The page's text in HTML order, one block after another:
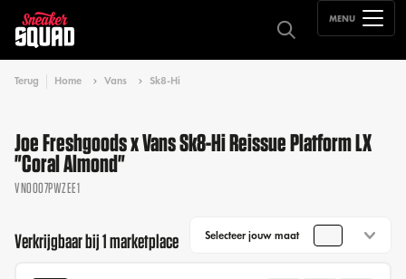
MENU
Terug Home Vans Sk8-Hi
Joe Freshgoods x Vans Sk8-Hi Reissue Platform LX
"Coral Almond"
VN0007PWZEE1
Verkrijgbaar bij 1 marketplace Selecteer jouw maat